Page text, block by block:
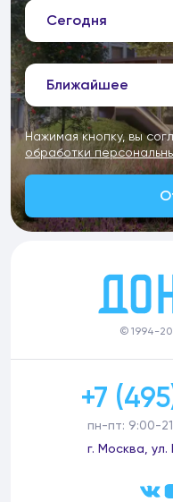
Сегодня
Ближайшее
Нажимая кнопку, вы
обработки
© 1994-
+7
пн-пт: 9:00-
г. Москва,